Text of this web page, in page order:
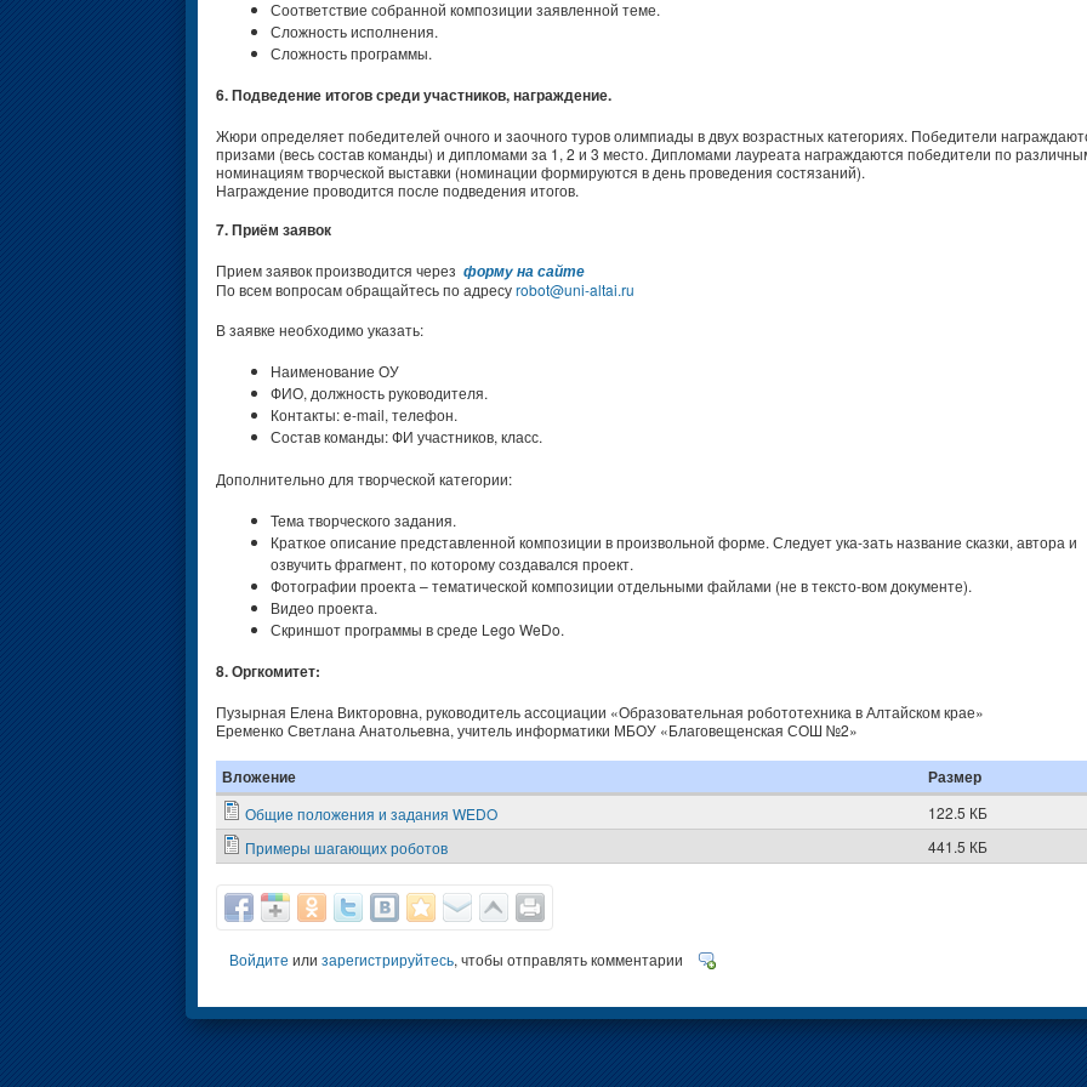
Соответствие собранной композиции заявленной теме.
Сложность исполнения.
Сложность программы.
6. Подведение итогов среди участников, награждение.
Жюри определяет победителей очного и заочного туров олимпиады в двух возрастных категориях. Победители
призами (весь состав команды) и дипломами за 1, 2 и 3 место. Дипломами лауреата награждаются победители по
номинациям творческой выставки (номинации формируются в день проведения состязаний).
Награждение проводится после подведения итогов.
7. Приём заявок
Прием заявок производится через форму на сайте
По всем вопросам обращайтесь по адресуrobot@uni-altai.ru
В заявке необходимо указать:
Наименование ОУ
ФИО, должность руководителя.
Контакты: e-mail, телефон.
Состав команды: ФИ участников, класс.
Дополнительно для творческой категории:
Тема творческого задания.
Краткое описание представленной композиции в произвольной форме. Следует ука-зать название сказки, автора и
озвучить фрагмент, по которому создавался проект.
Фотографии проекта – тематической композиции отдельными файлами (не в тексто-вом документе).
Видео проекта.
Скриншот программы в среде Lego WeDo.
8. Оргкомитет:
Пузырная Елена Викторовна, руководитель ассоциации «Образовательная робототехника в Алтайском крае»
Еременко Светлана Анатольевна, учитель информатики МБОУ «Благовещенская СОШ №2»
Вложение Размер
Общие положения и задания WEDO
122.5 КБ
Примеры шагающих роботов
441.5 КБ
Войдите или зарегистрируйтесь, чтобы отправлять комментарии